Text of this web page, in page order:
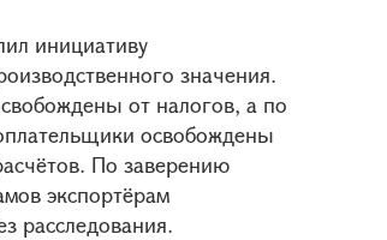
инициативу
значения.
от налогов, а по
освобождены
По заверению
экспортёрам
расследования.